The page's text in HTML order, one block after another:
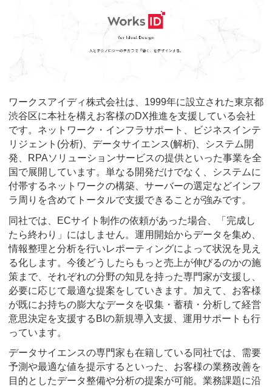
ワークスアイディ株式会社は、1999年に設立された東京都
渋谷区に本社を構えお客様のDX推進を支援している会社
です。ネットワーク・インフラサポート、ビジネスインテ
リジェント(分析)、データサイエンス(解析)、システム開
発、RPAソリューションサービスの提供といった事業を全
国で展開しています。単なる開発だけでなく、システムに
付帯するネットワークの構築、サーバーの選定などインフ
ラ周りを含めてトータルで支援できることが強みです。
同社では、ECサイト制作の依頼があった場合、「完成し
たら終わり」にはしません。運用開始からデータを集め、
情報整理と分析を行いレポーティングによって状況を見え
る化します。今後どうしたらもっと売上が伸びるのかの施
策まで、それぞれの分野の知見を持った専門家が支援し、
必要に応じて最適な提案をしていきます。加えて、お客様
が既にお持ちの膨大なデータを収集・蓄積・分析して経営
意思決定を支援するBIの新規導入支援、運用サポートも行
っています。
データサイエンスの専門家も在籍している同社では、需要
予測や最適な値を提示するといった、お客様の業務改善を
目的としたデータ整備や分析の提案が可能。業務課題に沿